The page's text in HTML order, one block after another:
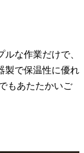
ルな作業だけで、
製で保温性に優れ
もあたたかいご